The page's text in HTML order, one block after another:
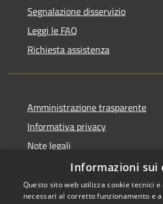
Segnalazione disservizio
Leggi le FAQ
Richiesta assistenza
Amministrazione trasparente
Informativa privacy
Note legali
Dichiarazione di accessibilità
Informazioni sui
Questo sito web utilizza cookie tecnici
necessari al corretto funzionamento e